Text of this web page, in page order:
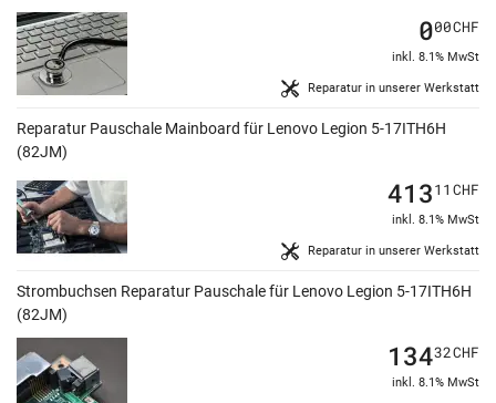
Reparatur in unserer Werkstatt
000CHF
inkl. 8.1% MwSt
Reparatur Pauschale Mainboard für Lenovo Legion 5-17ITH6H
(82JM)
Reparatur in unserer Werkstatt
41311 CHF
inkl. 8.1% MwSt
Strombuchsen Reparatur Pauschale für Lenovo Legion 5-17ITH6H
(82JM)
13432CHF
inkl. 8.1% MwSt